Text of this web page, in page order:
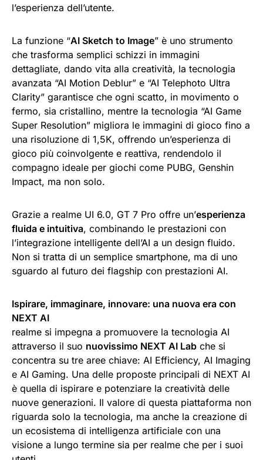
l’esperienza dell’utente.
La funzione “AI Sketch to Image” è uno strumento
che trasforma semplici schizzi in immagini
dettagliate, dando vita alla creatività, la tecnologia
avanzata “AI Motion Deblur” e “AI Telephoto Ultra
Clarity” garantisce che ogni scatto, in movimento o
fermo, sia cristallino, mentre la tecnologia “AI Game
Super Resolution” migliora le immagini di gioco fino a
una risoluzione di 1,5K, offrendo un’esperienza di
gioco più coinvolgente e reattiva, rendendolo il
compagno ideale per giochi come PUBG, Genshin
Impact, ma non solo.
Grazie a realme UI 6.0, GT 7 Pro offre un’esperienza
fluida e intuitiva, combinando le prestazioni con
l’integrazione intelligente dell’AI a un design fluido.
Non si tratta di un semplice smartphone, ma di uno
sguardo al futuro dei flagship con prestazioni AI.
Ispirare, immaginare, innovare: una nuova era con
NEXT AI
realme si impegna a promuovere la tecnologia AI
attraverso il suo nuovissimo NEXT AI Lab che si
concentra su tre aree chiave: AI Efficiency, AI Imaging
e AI Gaming. Una delle proposte principali di NEXT AI
è quella di ispirare e potenziare la creatività delle
nuove generazioni. Il valore di questa piattaforma non
riguarda solo la tecnologia, ma anche la creazione di
un ecosistema di intelligenza artificiale con una
visione a lungo termine sia per realme che per i suoi